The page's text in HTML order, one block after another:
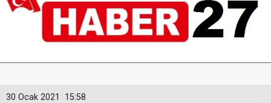
15:58
30 Ocak 2021